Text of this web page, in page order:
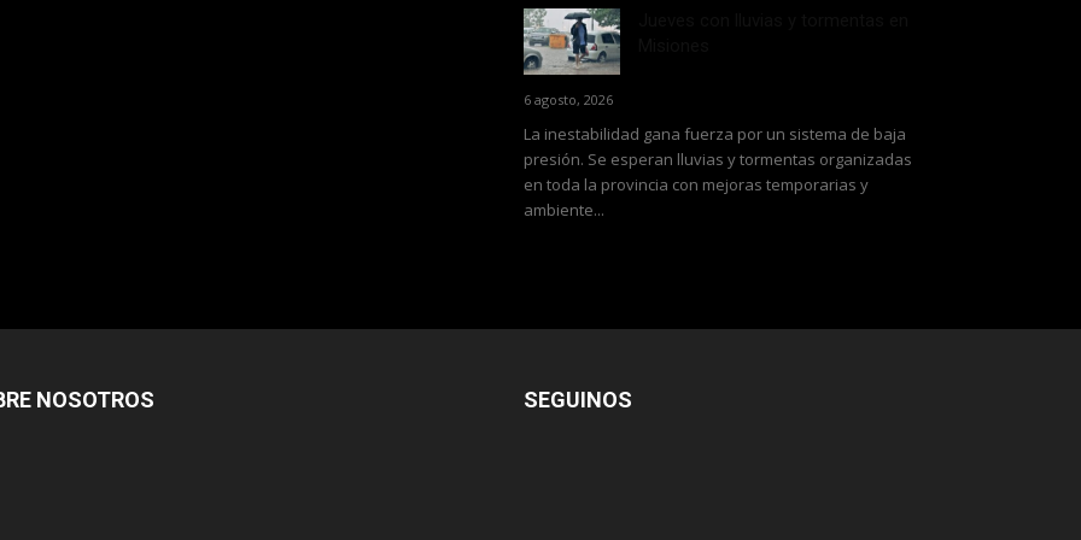
6 agosto, 2026
La inestabilidad gana fuerza por un sistema de baja
presión. Se esperan lluvias y tormentas organizadas
en toda la provincia con mejoras temporarias y
ambiente...
NOSOTROS SEGUINOS